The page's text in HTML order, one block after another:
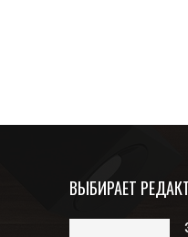
ВЫБИРАЕТ